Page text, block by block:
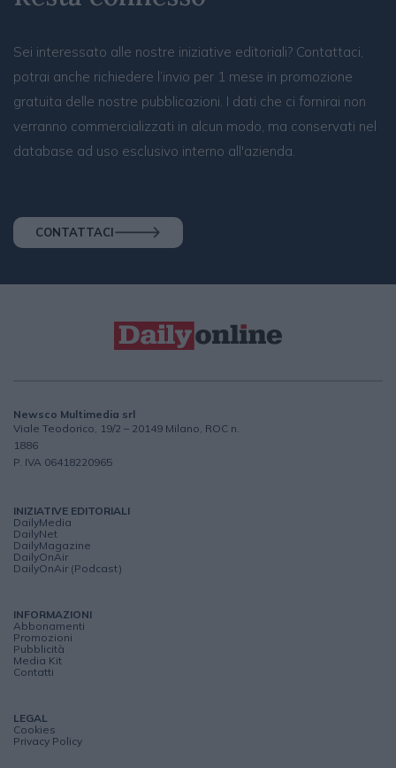
Sei interessato alle nostre iniziative editoriali? Contattaci,
potrai anche richiedere l’invio per 1 mese in promozione
gratuita delle nostre pubblicazioni. I dati che ci fornirai non
verranno commercializzati in alcun modo, ma conservati nel
database ad uso esclusivo interno all'azienda.
CONTATTACI
Newsco Multimedia srl
Viale Teodorico, 19/2 – 20149 Milano, ROC n.
1886
P. IVA 06418220965
INIZIATIVE EDITORIALI
DailyMedia
DailyNet
DailyMagazine
DailyOnAir
DailyOnAir (Podcast)
INFORMAZIONI
Abbonamenti
Promozioni
Pubblicità
Media Kit
Contatti
LEGAL
Cookies
Privacy Policy